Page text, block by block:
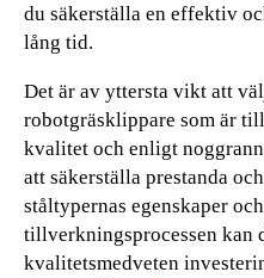
du säkerställa en effektiv
lång tid.
Det är av yttersta vikt att
robotgräsklippare som är
kvalitet och enligt
att säkerställa prestanda
ståltypernas egenskaper
tillverkningsprocessen kan
kvalitetsmedveten